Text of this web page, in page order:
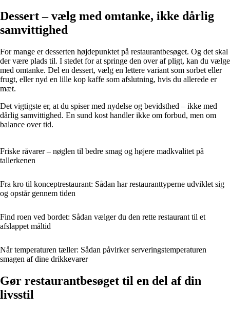
Dessert – vælg med omtanke, ikke dårlig
samvittighed
For mange er desserten højdepunktet på restaurantbesøget. Og det skal
der være plads til. I stedet for at springe den over af pligt, kan du vælge
med omtanke. Del en dessert, vælg en lettere variant som sorbet eller
frugt, eller nyd en lille kop kaffe som afslutning, hvis du allerede er
mæt.
Det vigtigste er, at du spiser med nydelse og bevidsthed – ikke med
dårlig samvittighed. En sund kost handler ikke om forbud, men om
balance over tid.
Friske råvarer – nøglen til bedre smag og højere madkvalitet på
tallerkenen
Fra kro til konceptrestaurant: Sådan har restauranttyperne udviklet sig
og opstår gennem tiden
Find roen ved bordet: Sådan vælger du den rette restaurant til et
afslappet måltid
Når temperaturen tæller: Sådan påvirker serveringstemperaturen
smagen af dine drikkevarer
Gør restaurantbesøget til en del af din
livsstil